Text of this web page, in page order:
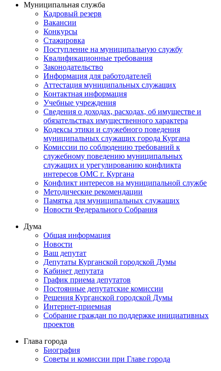
Муниципальная служба
Кадровый резерв
Вакансии
Конкурсы
Стажировка
Поступление на муниципальную службу
Квалификационные требования
Законодательство
Информация для работодателей
Аттестация муниципальных служащих
Контактная информация
Учебные учреждения
Сведения о доходах, расходах, об имуществе и
обязательствах имущественного характера
Кодексы этики и служебного поведения
муниципальных служащих города Кургана
Комиссии по соблюдению требований к
служебному поведению муниципальных
служащих и урегулированию конфликта
интересов ОМС г. Кургана
Конфликт интересов на муниципальной службе
Методические рекомендации
Памятка для муниципальных служащих
Новости Федерального Cобрания
Дума
Общая информация
Новости
Ваш депутат
Депутаты Курганской городской Думы
Кабинет депутата
График приема депутатов
Постоянные депутатские комиссии
Решения Курганской городской Думы
Интернет-приемная
Собрание граждан по поддержке инициативных
проектов
Глава города
Биография
Советы и комиссии при Главе города